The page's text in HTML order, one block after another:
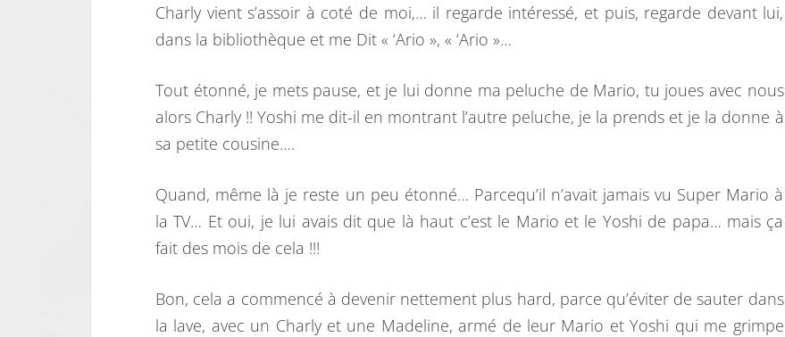
Charly vient s’assoir à coté de moi,… il regarde intéressé, et puis, regarde devant lui,
dans la bibliothèque et me Dit « ‘Ario », « ‘Ario »…
Tout étonné, je mets pause, et je lui donne ma peluche de Mario, tu joues avec nous
alors Charly !! Yoshi me dit-il en montrant l’autre peluche, je la prends et je la donne à
sa petite cousine….
Quand, même là je reste un peu étonné… Parcequ’il n’avait jamais vu Super Mario à
la TV… Et oui, je lui avais dit que là haut c’est le Mario et le Yoshi de papa… mais ça
fait des mois de cela !!!
Bon, cela a commencé à devenir nettement plus hard, parce qu’éviter de sauter dans
la lave, avec un Charly et une Madeline, armé de leur Mario et Yoshi qui me grimpe